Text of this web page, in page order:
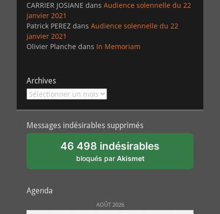
CARRIER JOSIANE dans Audience solennelle du 22
janvier 2021
Patrick PEREZ dans Audience solennelle du 22
janvier 2021
Olivier Planche dans In Memoriam
Archives
Archives
Messages indésirables supprimés
46 498 indésirables
bloqués par Akismet
Agenda
AOÛT 2026